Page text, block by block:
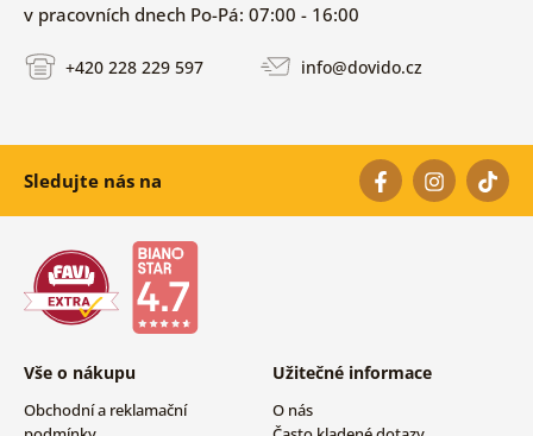
v pracovních dnech Po-Pá: 07:00 - 16:00
+420 228 229 597 info@dovido.cz
Sledujte nás na
Vše o nákupu
Obchodní a reklamační
Užitečné informace
O nás